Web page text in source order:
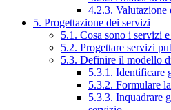
4.2.3. Valutazione
5. Progettazione dei servizi
5.1. Cosa sono i servizi
5.2. Progettare servizi
5.3. Definire il modello
5.3.1. Identificare
5.3.2. Formulare
5.3.3. Inquadrare